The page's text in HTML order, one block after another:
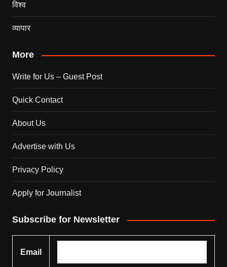
विश्व
व्यापार
More
Write for Us – Guest Post
Quick Contact
About Us
Advertise with Us
Privacy Policy
Apply for Journalist
Subscribe for Newsletter
Email